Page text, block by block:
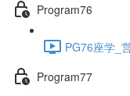
Program76
PG76座学_
Program77